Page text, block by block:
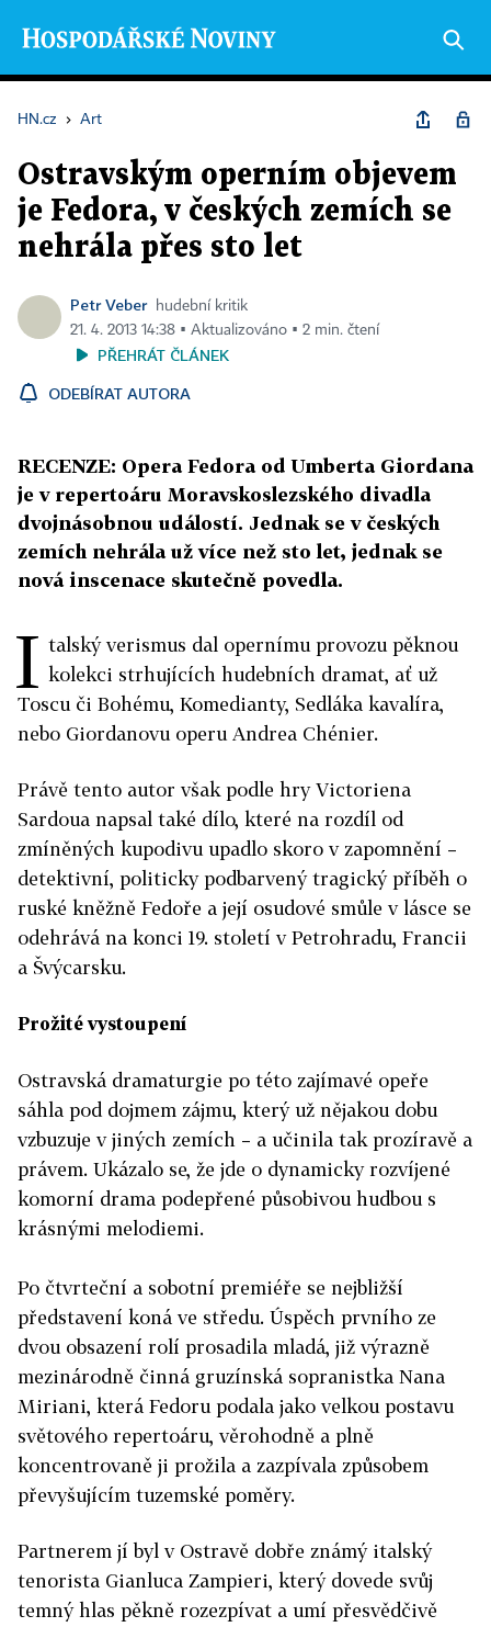
HN.cz › Art
Ostravským operním objevem
je Fedora, v českých zemích se
nehrála přes sto let
Petr Veber
hudební kritik
21. 4. 2013 14:38 ▪ Aktualizováno ▪ 2 min. čtení
PŘEHRÁT ČLÁNEK
ODEBÍRAT AUTORA
RECENZE: Opera Fedora od Umberta Giordana
je v repertoáru Moravskoslezského divadla
dvojnásobnou událostí. Jednak se v českých
zemích nehrála už více než sto let, jednak se
nová inscenace skutečně povedla.
I talský verismus dal opernímu provozu pěknou
kolekci strhujících hudebních dramat, ať už
Toscu či Bohému, Komedianty, Sedláka kavalíra,
nebo Giordanovu operu Andrea Chénier.
Právě tento autor však podle hry Victoriena
Sardoua napsal také dílo, které na rozdíl od
zmíněných kupodivu upadlo skoro v zapomnění –
detektivní, politicky podbarvený tragický příběh o
ruské kněžně Fedoře a její osudové smůle v lásce se
odehrává na konci 19. století v Petrohradu, Francii
a Švýcarsku.
Prožité vystoupení
Ostravská dramaturgie po této zajímavé opeře
sáhla pod dojmem zájmu, který už nějakou dobu
vzbuzuje v jiných zemích – a učinila tak prozíravě a
právem. Ukázalo se, že jde o dynamicky rozvíjené
komorní drama podepřené působivou hudbou s
krásnými melodiemi.
Po čtvrteční a sobotní premiéře se nejbližší
představení koná ve středu. Úspěch prvního ze
dvou obsazení rolí prosadila mladá, již výrazně
mezinárodně činná gruzínská sopranistka Nana
Miriani, která Fedoru podala jako velkou postavu
světového repertoáru, věrohodně a plně
koncentrovaně ji prožila a zazpívala způsobem
převyšujícím tuzemské poměry.
Partnerem jí byl v Ostravě dobře známý italský
tenorista Gianluca Zampieri, který dovede svůj
temný hlas pěkně rozezpívat a umí přesvědčivě